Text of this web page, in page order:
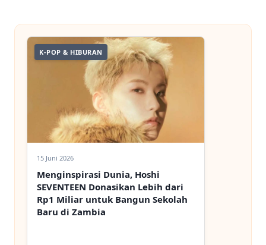
K-POP & HIBURAN
15 Juni 2026
Menginspirasi Dunia, Hoshi
SEVENTEEN Donasikan Lebih dari
Rp1 Miliar untuk Bangun Sekolah
Baru di Zambia